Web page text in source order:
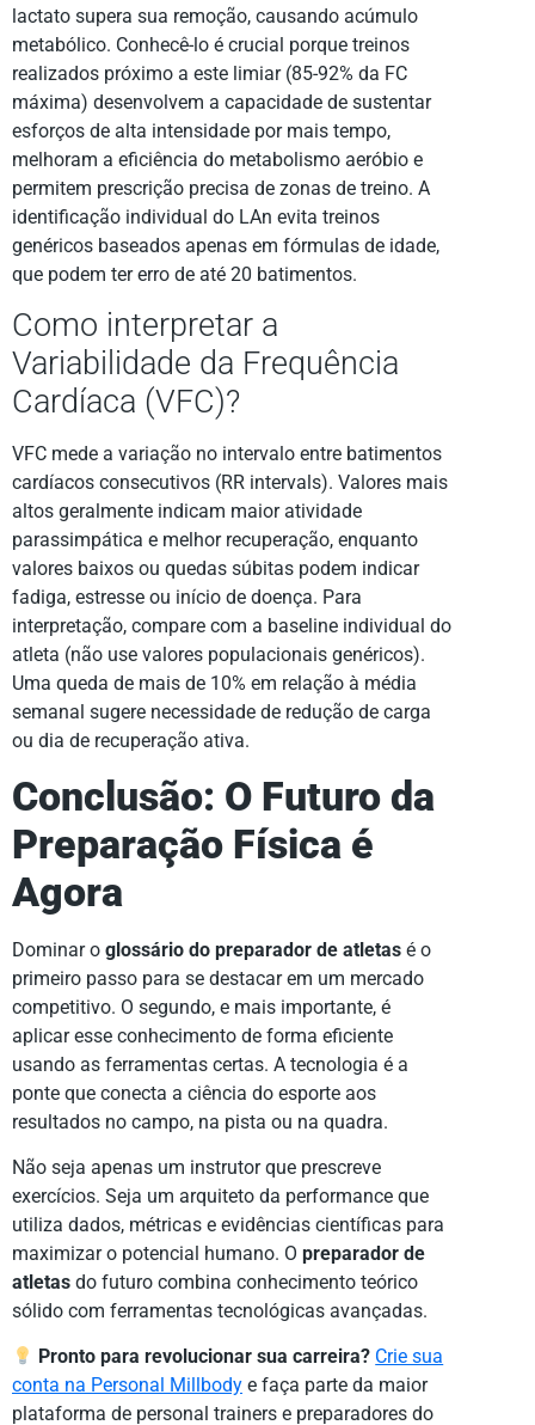
lactato supera sua remoção, causando acúmulo
metabólico. Conhecê-lo é crucial porque treinos
realizados próximo a este limiar (85-92% da FC
máxima) desenvolvem a capacidade de sustentar
esforços de alta intensidade por mais tempo,
melhoram a eficiência do metabolismo aeróbio e
permitem prescrição precisa de zonas de treino. A
identificação individual do LAn evita treinos
genéricos baseados apenas em fórmulas de idade,
que podem ter erro de até 20 batimentos.
Como interpretar a
Variabilidade da Frequência
Cardíaca (VFC)?
VFC mede a variação no intervalo entre batimentos
cardíacos consecutivos (RR intervals). Valores mais
altos geralmente indicam maior atividade
parassimpática e melhor recuperação, enquanto
valores baixos ou quedas súbitas podem indicar
fadiga, estresse ou início de doença. Para
interpretação, compare com a baseline individual do
atleta (não use valores populacionais genéricos).
Uma queda de mais de 10% em relação à média
semanal sugere necessidade de redução de carga
ou dia de recuperação ativa.
Conclusão: O Futuro da
Preparação Física é
Agora
Dominar o glossário do preparador de atletas é o
primeiro passo para se destacar em um mercado
competitivo. O segundo, e mais importante, é
aplicar esse conhecimento de forma eficiente
usando as ferramentas certas. A tecnologia é a
ponte que conecta a ciência do esporte aos
resultados no campo, na pista ou na quadra.
Não seja apenas um instrutor que prescreve
exercícios. Seja um arquiteto da performance que
utiliza dados, métricas e evidências científicas para
maximizar o potencial humano. O preparador de
atletas do futuro combina conhecimento teórico
sólido com ferramentas tecnológicas avançadas.
Pronto para revolucionar sua carreira? Crie sua
conta na Personal Millbody e faça parte da maior
plataforma de personal trainers e preparadores do